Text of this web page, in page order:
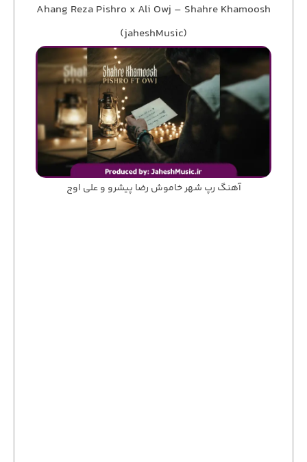
Ahang Reza Pishro x Ali Owj – Shahre Khamoosh
(jaheshMusic)
آهنگ رپ شهر خاموش رضا پیشرو و علی اوج